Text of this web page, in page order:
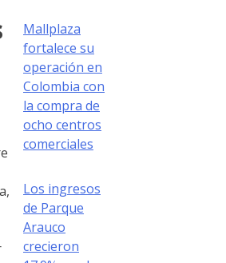
Mallplaza
fortalece su
operación en
Colombia con
la compra de
ocho centros
comerciales
Los ingresos
de Parque
Arauco
crecieron